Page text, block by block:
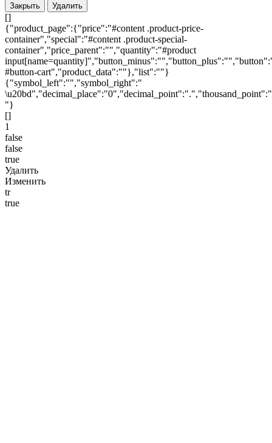
Закрыть Удалить
[]
{"product_page":{"price":"#content .product-price-
container","special":"#content .product-special-
container","price_parent":"","quantity":"#product
#button-cart","product_data":""},"list":""}
{"symbol_left":"","symbol_right":"
\u20bd","decimal_place":"0","decimal_point":".","thousand_point":"
"}
[]
1
false
false
true
Удалить
Изменить
tr
true